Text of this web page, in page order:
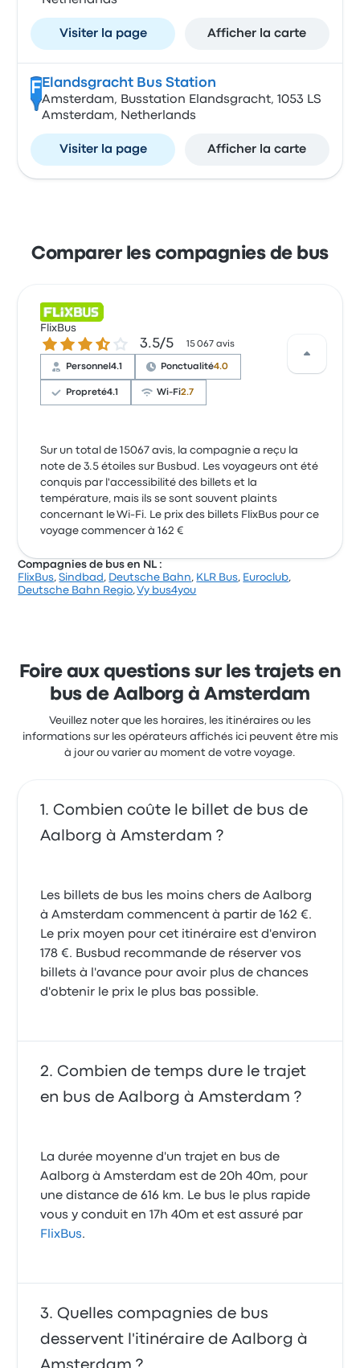
Visiter la page Afficher la carte
F Elandsgracht Bus Station
Amsterdam, Busstation Elandsgracht, 1053 LS
Amsterdam, Netherlands
Visiter la page Afficher la carte
Comparer les compagnies de bus
FlixBus
3.5 sur 5 étoiles 3.5/5 15 067 avis
Personnel4.1 Ponctualité4.0
Propreté4.1 Wi-Fi2.7
Sur un total de 15067 avis, la compagnie a reçu la
note de 3.5 étoiles sur Busbud. Les voyageurs ont été
conquis par l'accessibilité des billets et la
température, mais ils se sont souvent plaints
concernant le Wi-Fi. Le prix des billets FlixBus pour ce
voyage commencer à 162 €
Compagnies de bus en NL :
FlixBus,Sindbad , Deutsche Bahn, KLR Bus, Euroclub,
Deutsche Bahn Regio,Vy bus4you
Foire aux questions sur les trajets en
bus de Aalborg à Amsterdam
Veuillez noter que les horaires, les itinéraires ou les
informations sur les opérateurs affichés ici peuvent être mis
à jour ou varier au moment de votre voyage.
Combien coûte le billet de bus de
Aalborg à Amsterdam ?
Les billets de bus les moins chers de Aalborg
à Amsterdam commencent à partir de 162 €.
Le prix moyen pour cet itinéraire est d'environ
178 €. Busbud recommande de réserver vos
billets à l'avance pour avoir plus de chances
d'obtenir le prix le plus bas possible.
Combien de temps dure le trajet
en bus de Aalborg à Amsterdam ?
La durée moyenne d'un trajet en bus de
Aalborg à Amsterdam est de 20h 40m, pour
une distance de 616 km. Le bus le plus rapide
vous y conduit en 17h 40m et est assuré par
FlixBus.
Quelles compagnies de bus
desservent l'itinéraire de Aalborg à
Amsterdam ?